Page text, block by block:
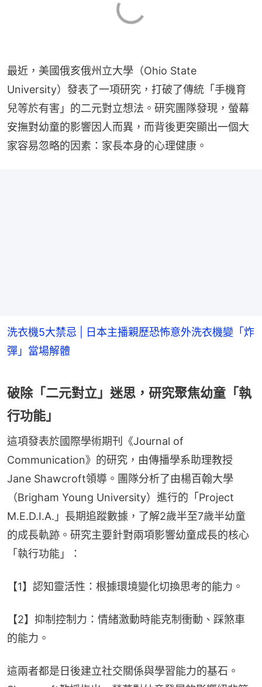
最近，美國俄亥俄州立大學（Ohio State
University）發表了一項研究，打破了傳統「手機育
兒等於有害」的二元對立想法。研究團隊發現，螢幕
安撫對幼童的影響因人而異，而背後更突顯出一個大
家容易忽略的因素：家長本身的心理健康。
洗衣機5大禁忌 | 日本主播親歷恐怖意外洗衣機變「炸
彈」當場解體
破除「二元對立」迷思，研究聚焦幼童「執
行功能」
這項發表於國際學術期刊《Journal of
Communication》的研究，由傳播學系助理教授
Jane Shawcroft領導。團隊分析了由楊百翰大學
（Brigham Young University）進行的「Project
M.E.D.I.A.」長期追蹤數據，了解2歲半至7歲半幼童
的成長軌跡。研究主要針對兩項影響幼童成長的核心
「執行功能」：
【1】認知靈活性：根據環境變化切換思考的能力。
【2】抑制控制力：情緒激動時能克制衝動、踩煞車
的能力。
這兩者都是日後建立社交關係與學習能力的基石。